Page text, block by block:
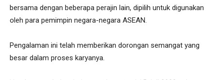
bersama dengan beberapa perajin lain, dipilih untuk digunakan
oleh para pemimpin negara-negara ASEAN.
Pengalaman ini telah memberikan dorongan semangat yang
besar dalam proses karyanya.